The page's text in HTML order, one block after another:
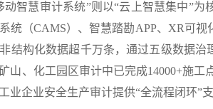
慧审计系统”则以“云上智慧集中”为
统（CAMS）、智慧踏勘APP、XR可
结构化数据超千万条，通过五级数据
山、化工园区审计中已完成14000+施
业企业安全生产审计提供“全流程闭环”支